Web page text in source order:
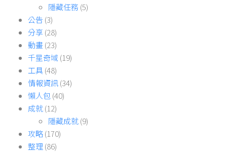
隱藏任務 (5)
公告 (3)
分享(28)
動畫(23)
千星奇域 (19)
工具(48)
情報資訊(34)
懶人包(40)
成就(12)
隱藏成就(9)
攻略(170)
整理(86)